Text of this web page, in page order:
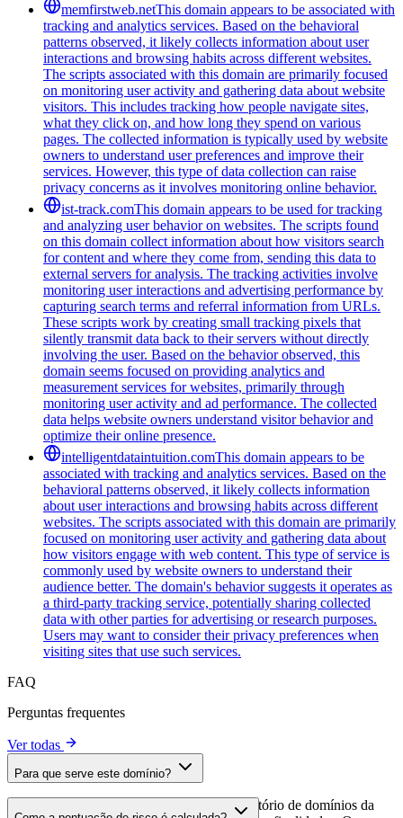
memfirstweb.netThis domain appears to be associated with
tracking and analytics services. Based on the behavioral
patterns observed, it likely collects information about user
interactions and browsing habits across different websites.
The scripts associated with this domain are primarily focused
on monitoring user activity and gathering data about website
visitors. This includes tracking how people navigate sites,
what they click on, and how long they spend on various
pages. The collected information is typically used by website
owners to understand user preferences and improve their
services. However, this type of data collection can raise
privacy concerns as it involves monitoring online behavior.
ist-track.comThis domain appears to be used for tracking
and analyzing user behavior on websites. The scripts found
on this domain collect information about how visitors search
for content and where they come from, sending this data to
external servers for analysis. The tracking activities involve
monitoring user interactions and advertising performance by
capturing search terms and referral information from URLs.
These scripts work by creating small tracking pixels that
silently transmit data back to their servers without directly
involving the user. Based on the behavior observed, this
domain seems focused on providing analytics and
measurement services for websites, primarily through
monitoring user activity and ad performance. The collected
data helps website owners understand visitor behavior and
optimize their online presence.
intelligentdataintuition.comThis domain appears to be
associated with tracking and analytics services. Based on the
behavioral patterns observed, it likely collects information
about user interactions and browsing habits across different
websites. The scripts associated with this domain are primarily
focused on monitoring user activity and gathering data about
how visitors engage with web content. This type of service is
commonly used by website owners to understand their
audience better. The domain's behavior suggests it operates as
a third-party tracking service, potentially sharing collected
data with other parties for advertising or research purposes.
Users may want to consider their privacy preferences when
visiting sites that use such services.
FAQ
Perguntas frequentes
Ver todas
Para que serve este domínio?
Este domínio é analisado como parte do diretório de domínios da